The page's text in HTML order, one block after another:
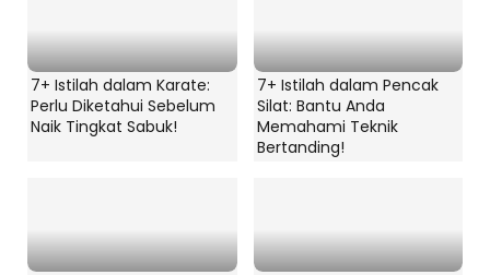
7+ Istilah dalam Karate:
Perlu Diketahui Sebelum
Naik Tingkat Sabuk!
7+ Istilah dalam Pencak
Silat: Bantu Anda
Memahami Teknik
Bertanding!